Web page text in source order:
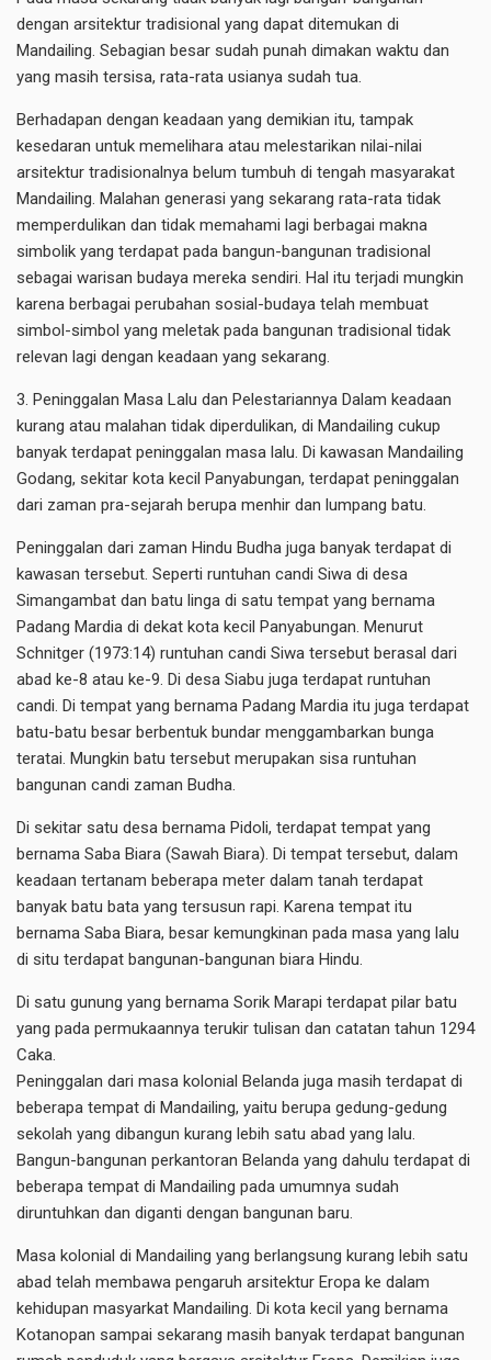
dengan arsitektur tradisional yang dapat ditemukan di
Mandailing. Sebagian besar sudah punah dimakan waktu dan
yang masih tersisa, rata-rata usianya sudah tua.
Berhadapan dengan keadaan yang demikian itu, tampak
kesedaran untuk memelihara atau melestarikan nilai-nilai
arsitektur tradisionalnya belum tumbuh di tengah masyarakat
Mandailing. Malahan generasi yang sekarang rata-rata tidak
memperdulikan dan tidak memahami lagi berbagai makna
simbolik yang terdapat pada bangun-bangunan tradisional
sebagai warisan budaya mereka sendiri. Hal itu terjadi mungkin
karena berbagai perubahan sosial-budaya telah membuat
simbol-simbol yang meletak pada bangunan tradisional tidak
relevan lagi dengan keadaan yang sekarang.
3. Peninggalan Masa Lalu dan Pelestariannya Dalam keadaan
kurang atau malahan tidak diperdulikan, di Mandailing cukup
banyak terdapat peninggalan masa lalu. Di kawasan Mandailing
Godang, sekitar kota kecil Panyabungan, terdapat peninggalan
dari zaman pra-sejarah berupa menhir dan lumpang batu.
Peninggalan dari zaman Hindu Budha juga banyak terdapat di
kawasan tersebut. Seperti runtuhan candi Siwa di desa
Simangambat dan batu linga di satu tempat yang bernama
Padang Mardia di dekat kota kecil Panyabungan. Menurut
Schnitger (1973:14) runtuhan candi Siwa tersebut berasal dari
abad ke-8 atau ke-9. Di desa Siabu juga terdapat runtuhan
candi. Di tempat yang bernama Padang Mardia itu juga terdapat
batu-batu besar berbentuk bundar menggambarkan bunga
teratai. Mungkin batu tersebut merupakan sisa runtuhan
bangunan candi zaman Budha.
Di sekitar satu desa bernama Pidoli, terdapat tempat yang
bernama Saba Biara (Sawah Biara). Di tempat tersebut, dalam
keadaan tertanam beberapa meter dalam tanah terdapat
banyak batu bata yang tersusun rapi. Karena tempat itu
bernama Saba Biara, besar kemungkinan pada masa yang lalu
di situ terdapat bangunan-bangunan biara Hindu.
Di satu gunung yang bernama Sorik Marapi terdapat pilar batu
yang pada permukaannya terukir tulisan dan catatan tahun 1294
Caka.
Peninggalan dari masa kolonial Belanda juga masih terdapat di
beberapa tempat di Mandailing, yaitu berupa gedung-gedung
sekolah yang dibangun kurang lebih satu abad yang lalu.
Bangun-bangunan perkantoran Belanda yang dahulu terdapat di
beberapa tempat di Mandailing pada umumnya sudah
diruntuhkan dan diganti dengan bangunan baru.
Masa kolonial di Mandailing yang berlangsung kurang lebih satu
abad telah membawa pengaruh arsitektur Eropa ke dalam
kehidupan masyarkat Mandailing. Di kota kecil yang bernama
Kotanopan sampai sekarang masih banyak terdapat bangunan